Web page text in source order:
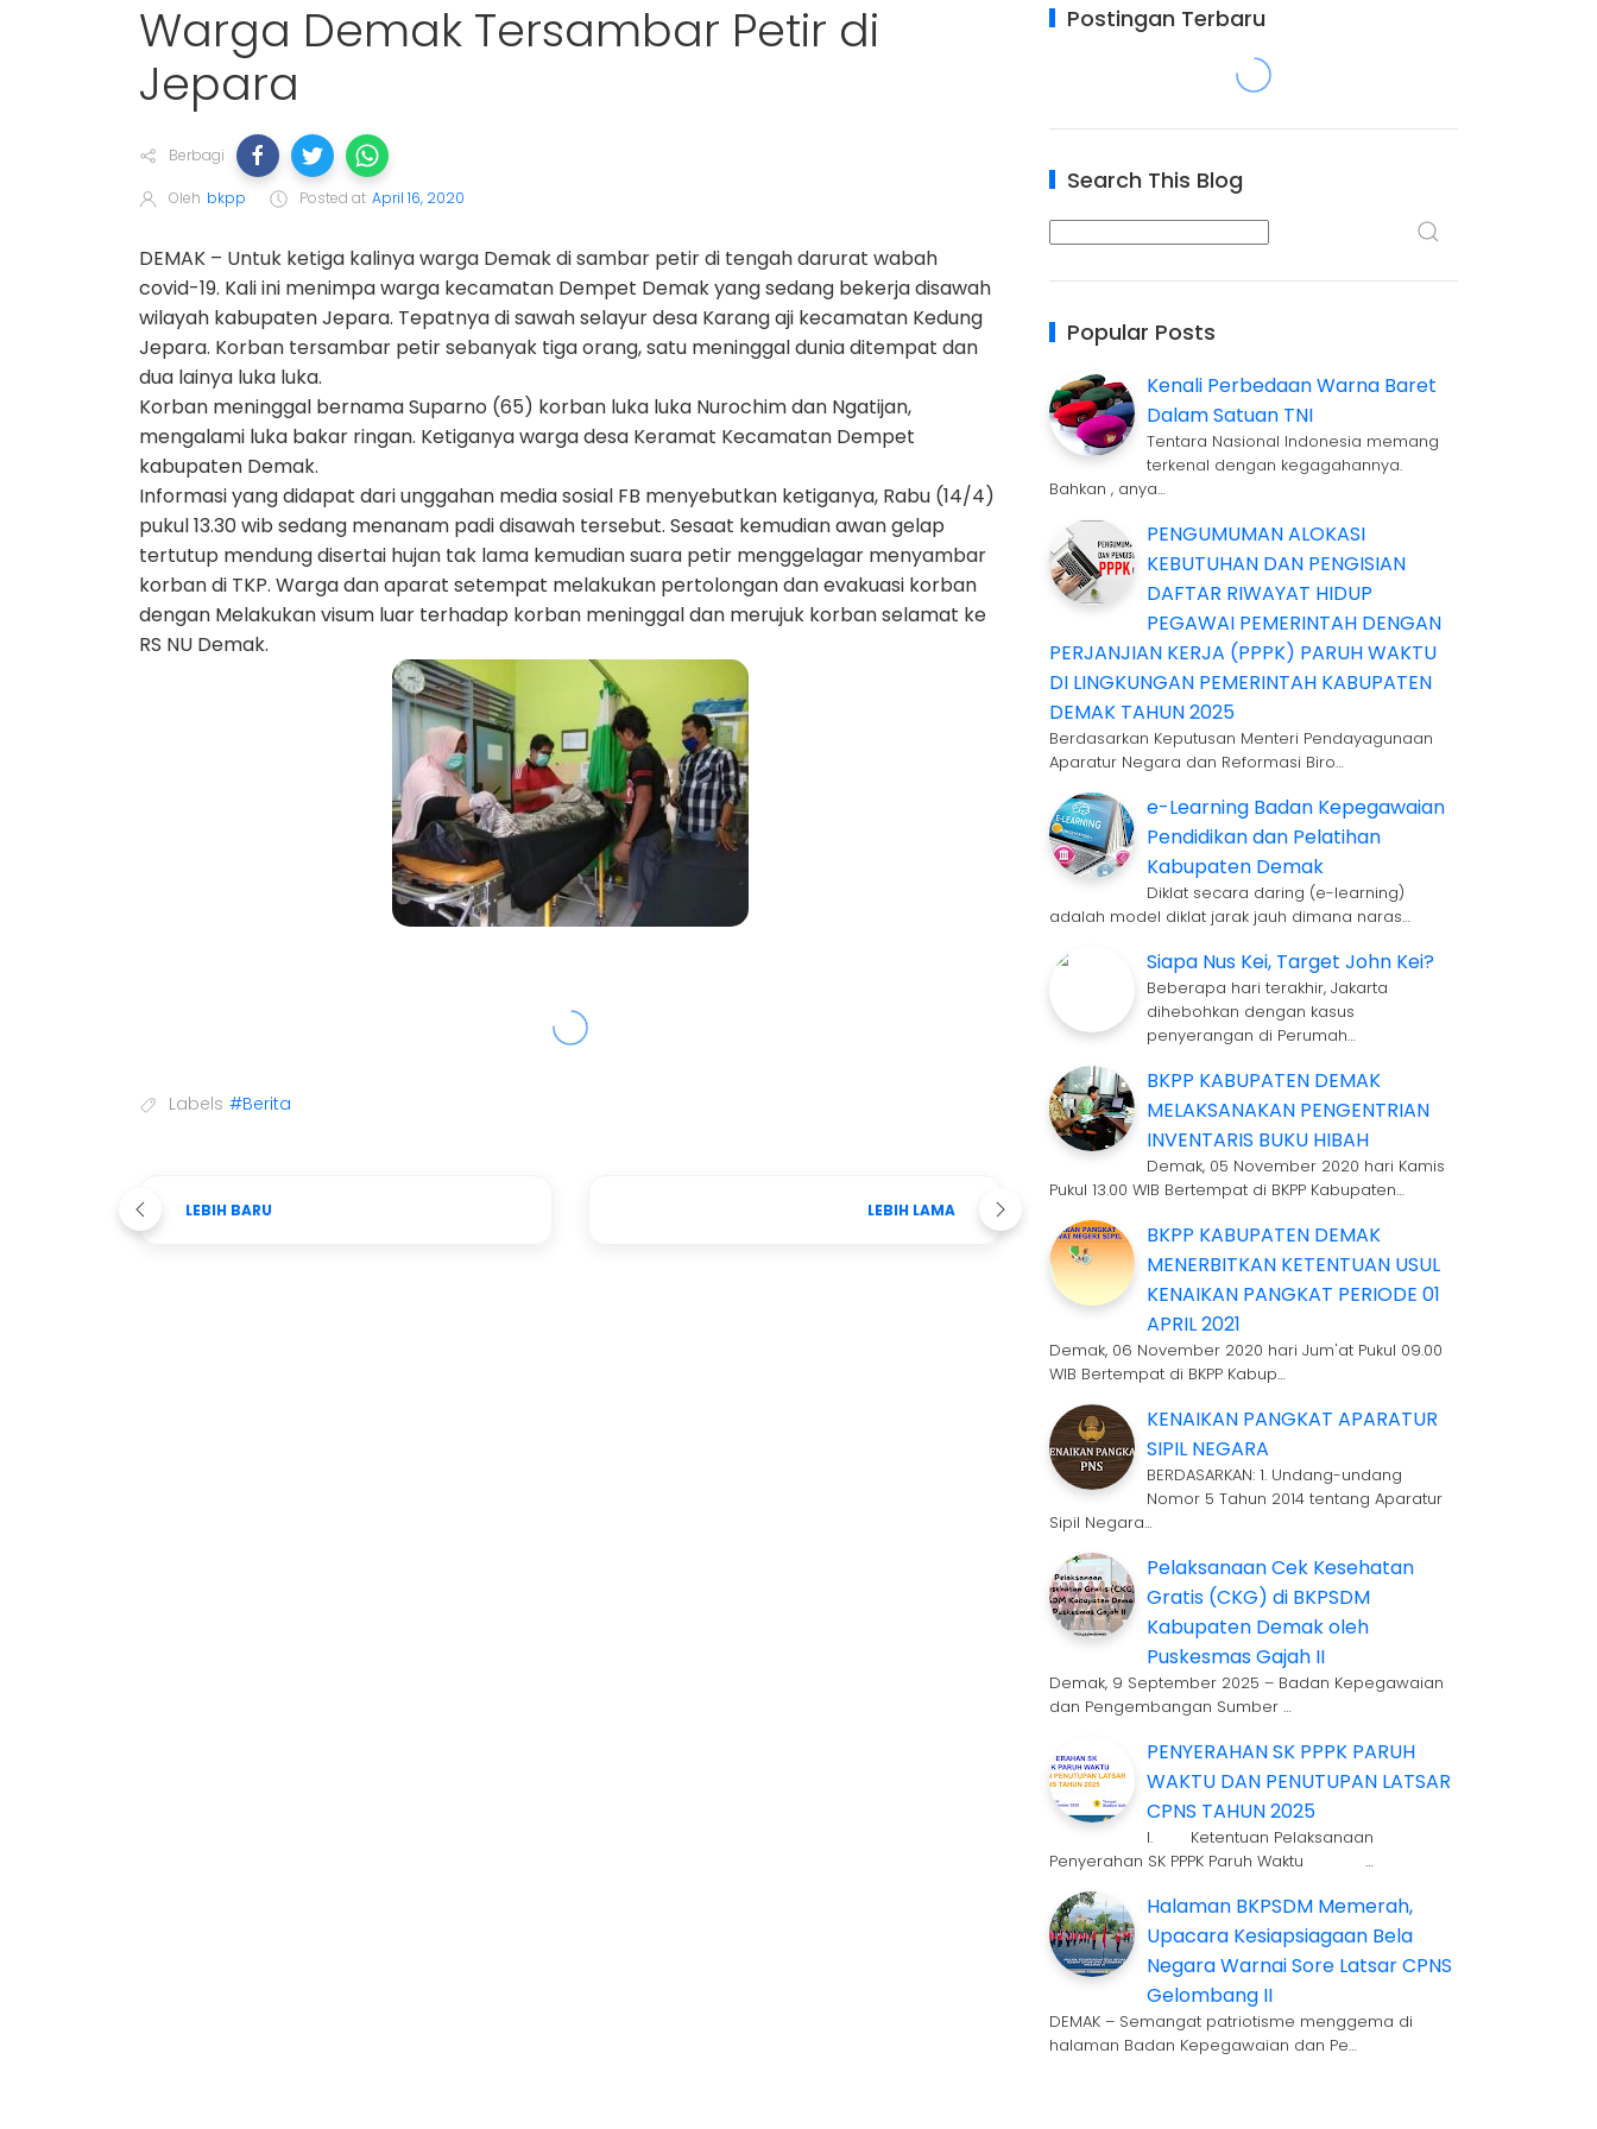
Warga Demak Tersambar Petir di
Jepara
Berbagi
Oleh bkpp Posted at April 16, 2020
DEMAK – Untuk ketiga kalinya warga Demak di sambar petir di tengah darurat wabah
covid-19. Kali ini menimpa warga kecamatan Dempet Demak yang sedang bekerja disawah
wilayah kabupaten Jepara. Tepatnya di sawah selayur desa Karang aji kecamatan Kedung
Jepara. Korban tersambar petir sebanyak tiga orang, satu meninggal dunia ditempat dan
dua lainya luka luka.
Korban meninggal bernama Suparno (65) korban luka luka Nurochim dan Ngatijan,
mengalami luka bakar ringan. Ketiganya warga desa Keramat Kecamatan Dempet
kabupaten Demak.
Informasi yang didapat dari unggahan media sosial FB menyebutkan ketiganya, Rabu (14/4)
pukul 13.30 wib sedang menanam padi disawah tersebut. Sesaat kemudian awan gelap
tertutup mendung disertai hujan tak lama kemudian suara petir menggelagar menyambar
korban di TKP. Warga dan aparat setempat melakukan pertolongan dan evakuasi korban
dengan Melakukan visum luar terhadap korban meninggal dan merujuk korban selamat ke
RS NU Demak.
Labels #Berita
LEBIH BARU LEBIH LAMA
Postingan Terbaru
Search This Blog
Popular Posts
Kenali Perbedaan Warna Baret
Dalam Satuan TNI
Tentara Nasional Indonesia memang
terkenal dengan kegagahannya.
Bahkan , anya…
PENGUMUMAN ALOKASI
KEBUTUHAN DAN PENGISIAN
DAFTAR RIWAYAT HIDUP
PEGAWAI PEMERINTAH DENGAN
PERJANJIAN KERJA (PPPK) PARUH WAKTU
DI LINGKUNGAN PEMERINTAH KABUPATEN
DEMAK TAHUN 2025
Berdasarkan Keputusan Menteri Pendayagunaan
Aparatur Negara dan Reformasi Biro…
e-Learning Badan Kepegawaian
Pendidikan dan Pelatihan
Kabupaten Demak
Diklat secara daring (e-learning)
adalah model diklat jarak jauh dimana naras…
Siapa Nus Kei, Target John Kei?
Beberapa hari terakhir, Jakarta
dihebohkan dengan kasus
penyerangan di Perumah…
BKPP KABUPATEN DEMAK
MELAKSANAKAN PENGENTRIAN
INVENTARIS BUKU HIBAH
Demak, 05 November 2020 hari Kamis
Pukul 13.00 WIB Bertempat di BKPP Kabupaten…
BKPP KABUPATEN DEMAK
MENERBITKAN KETENTUAN USUL
KENAIKAN PANGKAT PERIODE 01
APRIL 2021
Demak, 06 November 2020 hari Jum'at Pukul 09.00
WIB Bertempat di BKPP Kabup…
KENAIKAN PANGKAT APARATUR
SIPIL NEGARA
BERDASARKAN: 1. Undang-undang
Nomor 5 Tahun 2014 tentang Aparatur
Sipil Negara…
Pelaksanaan Cek Kesehatan
Gratis (CKG) di BKPSDM
Kabupaten Demak oleh
Puskesmas Gajah II
Demak, 9 September 2025 – Badan Kepegawaian
dan Pengembangan Sumber …
PENYERAHAN SK PPPK PARUH
WAKTU DAN PENUTUPAN LATSAR
CPNS TAHUN 2025
I. Ketentuan Pelaksanaan
Penyerahan SK PPPK Paruh Waktu …
Halaman BKPSDM Memerah,
Upacara Kesiapsiagaan Bela
Negara Warnai Sore Latsar CPNS
Gelombang II
DEMAK – Semangat patriotisme menggema di
halaman Badan Kepegawaian dan Pe…